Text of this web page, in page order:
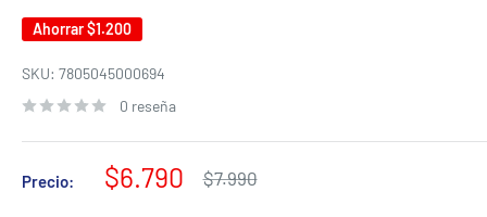
Ahorrar$1.200
SKU: 7805045000694
0 reseña
Precio:
Precio
$6.790
Precio
$7.990